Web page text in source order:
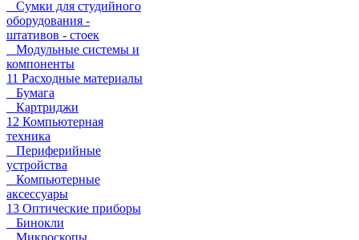
Сумки для студийного
оборудования -
штативов - стоек
Модульные системы и
компоненты
11 Расходные материалы
Бумага
Картриджи
12 Компьютерная
техника
Периферийные
устройства
Компьютерные
аксессуары
13 Оптические приборы
Бинокли
Микроскопы